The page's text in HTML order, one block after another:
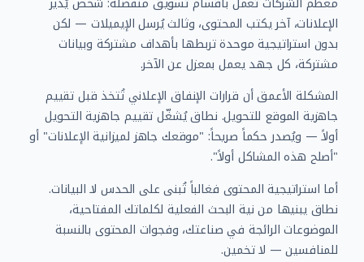
الإعلانات، آخر يكتب المحتوى، وثالث يُرسل الإيميلات — لكن
بدون استراتيجية موحدة تربطها بأهداف مشتركة وبيانات
مشتركة، كل جهد يعمل بمعزل عن الآخر.
المشكلة الأعمق أن قرارات الإنفاق الإعلاني تُتخذ قبل تقييم
جاهزية الموقع للتحويل. نطاق يُشغّل تقييم جاهزية التحويل
أولاً — ويُصدر حكماً صريحاً: "موقعك جاهز لميزانية الإعلانات" أو
"أصلح هذه المشاكل أولاً".
أما استراتيجية المحتوى فغالباً تُبنى على الحدس لا البيانات.
نطاق يبنيها من نية البحث الفعلية لكلماتك المفتاحية،
الموضوعات الرائجة في صناعتك، وفجوات المحتوى بالنسبة
للمنافسين — لا تخمين.